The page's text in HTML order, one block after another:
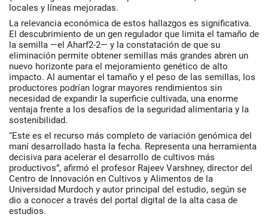
locales y líneas mejoradas.
La relevancia económica de estos hallazgos es significativa.
El descubrimiento de un gen regulador que limita el tamaño de
la semilla —el Aharf2-2— y la constatación de que su
eliminación permite obtener semillas más grandes abren un
nuevo horizonte para el mejoramiento genético de alto
impacto. Al aumentar el tamaño y el peso de las semillas, los
productores podrían lograr mayores rendimientos sin
necesidad de expandir la superficie cultivada, una enorme
ventaja frente a los desafíos de la seguridad alimentaria y la
sostenibilidad.
“Este es el recurso más completo de variación genómica del
maní desarrollado hasta la fecha. Representa una herramienta
decisiva para acelerar el desarrollo de cultivos más
productivos”, afirmó el profesor Rajeev Varshney, director del
Centro de Innovación en Cultivos y Alimentos de la
Universidad Murdoch y autor principal del estudio, según se
dio a conocer a través del portal digital de la alta casa de
estudios.